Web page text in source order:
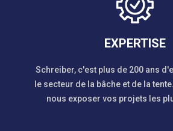
EXPERTISE
Schreiber, c'est plus de 200 ans
le secteur de la bâche et de la
nous exposer vos projets les